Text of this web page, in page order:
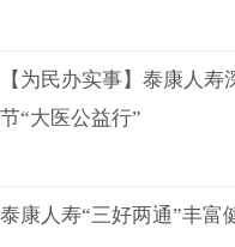
【为民办实事】泰康人
节“大医公益行”
泰康人寿“三好两通”丰富